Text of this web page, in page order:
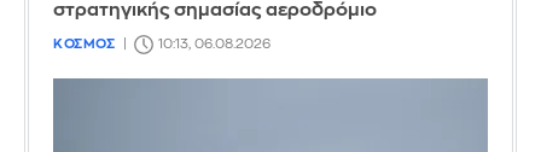
στρατηγικής σημασίας αεροδρόμιο
ΚΟΣΜΟΣ 10:13, 06.08.2026